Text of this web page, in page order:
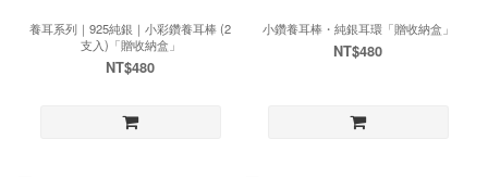
養耳系列｜925純銀｜小彩鑽養耳棒 (2
支入)「贈收納盒」
NT$480
小鑽養耳棒・純銀耳環「贈收納盒」
NT$480